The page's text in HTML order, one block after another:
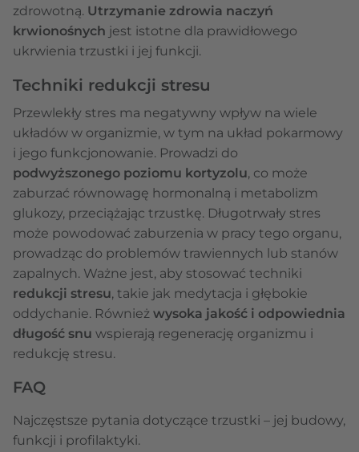
zdrowotną. Utrzymanie zdrowia naczyń
krwionośnych jest istotne dla prawidłowego
ukrwienia trzustki i jej funkcji.
Techniki redukcji stresu
Przewlekły stres ma negatywny wpływ na wiele
układów w organizmie, w tym na układ pokarmowy
i jego funkcjonowanie. Prowadzi do
podwyższonego poziomu kortyzolu, co może
zaburzać równowagę hormonalną i metabolizm
glukozy, przeciążając trzustkę. Długotrwały stres
może powodować zaburzenia w pracy tego organu,
prowadząc do problemów trawiennych lub stanów
zapalnych. Ważne jest, aby stosować techniki
redukcji stresu, takie jak medytacja i głębokie
oddychanie. Również wysoka jakość i odpowiednia
długość snu wspierają regenerację organizmu i
redukcję stresu.
FAQ
Najczęstsze pytania dotyczące trzustki – jej budowy,
funkcji i profilaktyki.